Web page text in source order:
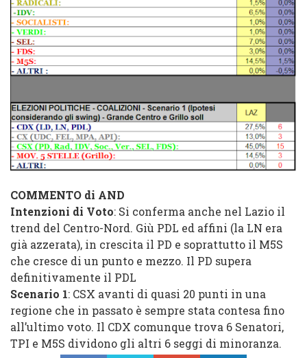
COMMENTO di AND
Intenzioni di Voto: Si conferma anche nel Lazio il
trend del Centro-Nord. Giù PDL ed affini (la LN era
già azzerata), in crescita il PD e soprattutto il M5S
che cresce di un punto e mezzo. Il PD supera
definitivamente il PDL
Scenario 1: CSX avanti di quasi 20 punti in una
regione che in passato è sempre stata contesa fino
all’ultimo voto. Il CDX comunque trova 6 Senatori,
TPI e M5S dividono gli altri 6 seggi di minoranza.